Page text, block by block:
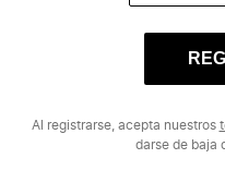
Al registrarse, acepta nuestros
darse de baja